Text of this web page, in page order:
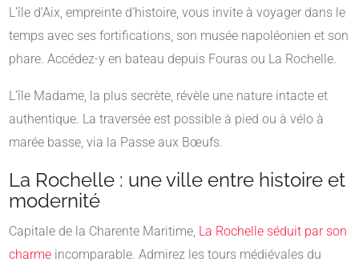
L’île d’Aix, empreinte d’histoire, vous invite à voyager dans le
temps avec ses fortifications, son musée napoléonien et son
phare. Accédez-y en bateau depuis Fouras ou La Rochelle.
L’île Madame, la plus secrète, révèle une nature intacte et
authentique. La traversée est possible à pied ou à vélo à
marée basse, via la Passe aux Bœufs.
La Rochelle : une ville entre histoire et
modernité
Capitale de la Charente Maritime, La Rochelle séduit par son
charme incomparable. Admirez les tours médiévales du